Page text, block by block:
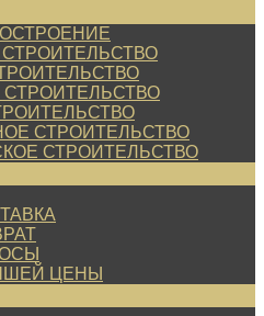
СТРОИТЕЛЬСТВО
СТРОИТЕЛЬСТВО
ЦЕНЫ